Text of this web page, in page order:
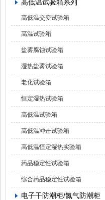
高低温试验箱系列
高低温交变试验箱
高温试验箱
盐雾腐蚀试验箱
湿热盐雾试验箱
老化试验箱
恒定湿热试验箱
高低温试验箱
高低温冲击试验箱
高低温恒定湿热实验箱
药品稳定性试验箱
综合药品稳定性试验箱
电子干防潮柜/氮气防潮柜